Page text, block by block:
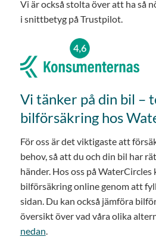
Vi är också stolta över att ha så
i snittbetyg på Trustpilot.
Vi tänker på din bil –
bilförsäkring hos
För oss är det viktigaste att
behov, så att du och din bil har
händer. Hos oss på
bilförsäkring online genom att
sidan. Du kan också jämföra
översikt över vad våra olika
nedan.